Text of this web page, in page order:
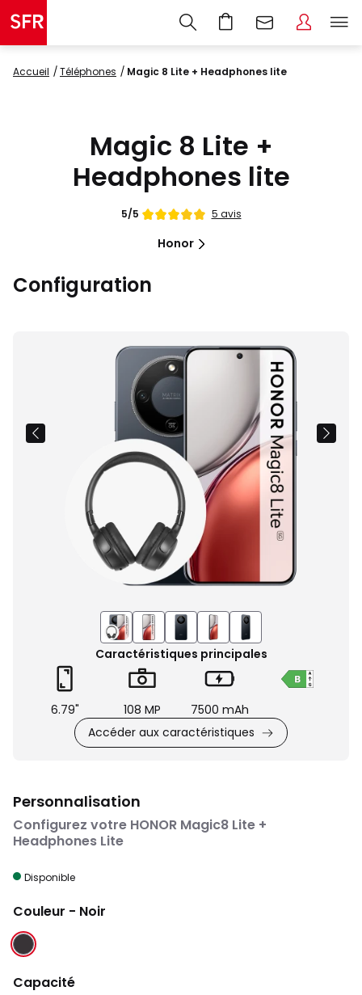
Accueil Téléphones Magic 8 Lite + Headphones lite
Magic 8 Lite +
Headphones lite
Note
5/5 5 avis
Honor
Configuration
Images
Caractéristiques principales
6.79" 108 MP
7500 mAh
Accéder aux caractéristiques
Personnalisation
Configurez votre HONOR Magic8 Lite +
Headphones Lite
Disponible
Couleur - Noir
NOIR
Capacité